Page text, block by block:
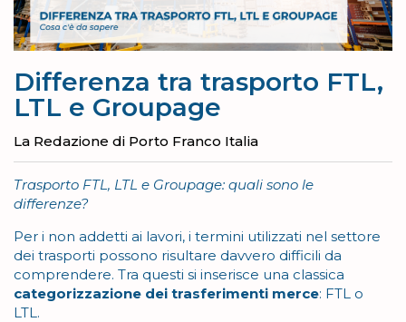
Differenza tra trasporto FTL,
LTL e Groupage
La Redazione di Porto Franco Italia
Trasporto FTL, LTL e Groupage: quali sono le
differenze?
Per i non addetti ai lavori, i termini utilizzati nel settore
dei trasporti possono risultare davvero difficili da
comprendere. Tra questi si inserisce una classica
categorizzazione dei trasferimenti merce: FTL o
LTL.